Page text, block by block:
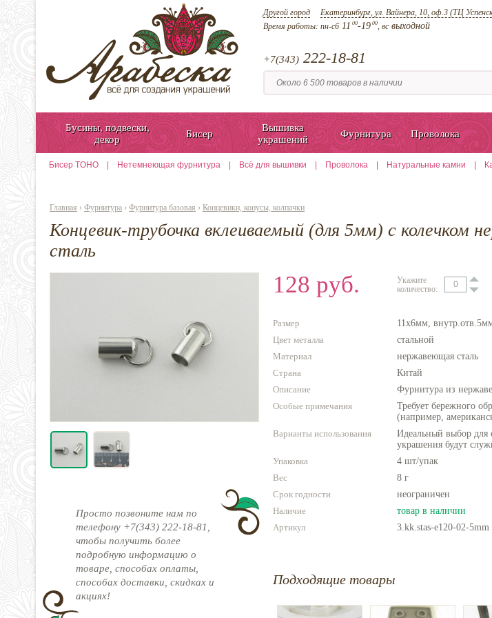
Другой город Екатеринбург, ул. Вайнера, 10, оф.3 (ТЦ
Время работы: пн-сб11 00-19 00, всвыходной
+7(343) 222-18-81
Бусины, подвески,
декор
Бисер
Вышивка
украшений
Фурнитура Проволока
Бисер TOHO Нетемнеющая фурнитура Всё для вышивки Проволока Натуральные камни
Главная › Фурнитура › Фурнитура базовая › Концевики, конусы, колпачки
Концевик-трубочка вклеиваемый (для 5мм) с колечком
сталь
Просто позвоните нам по
телефону +7(343) 222-18-81,
чтобы получить более
подробную информацию о
товаре, способах оплаты,
способах доставки, скидках и
акциях!
128 руб.
Укажите
количество:
Размер
11х6мм,
Цвет металла
стальной
Материал
нержавеющая сталь
Страна
Китай
Описание
Фурнитура из
Особые примечания
Требует бережного
(например,
Варианты использования
Идеальный выбор для
украшения будут
Упаковка
4 шт/упак
Вес
8 г
Срок годности
неограничен
Наличие
товар в наличии
Артикул
3.kk.stas-e120-02-5mm
Подходящие товары